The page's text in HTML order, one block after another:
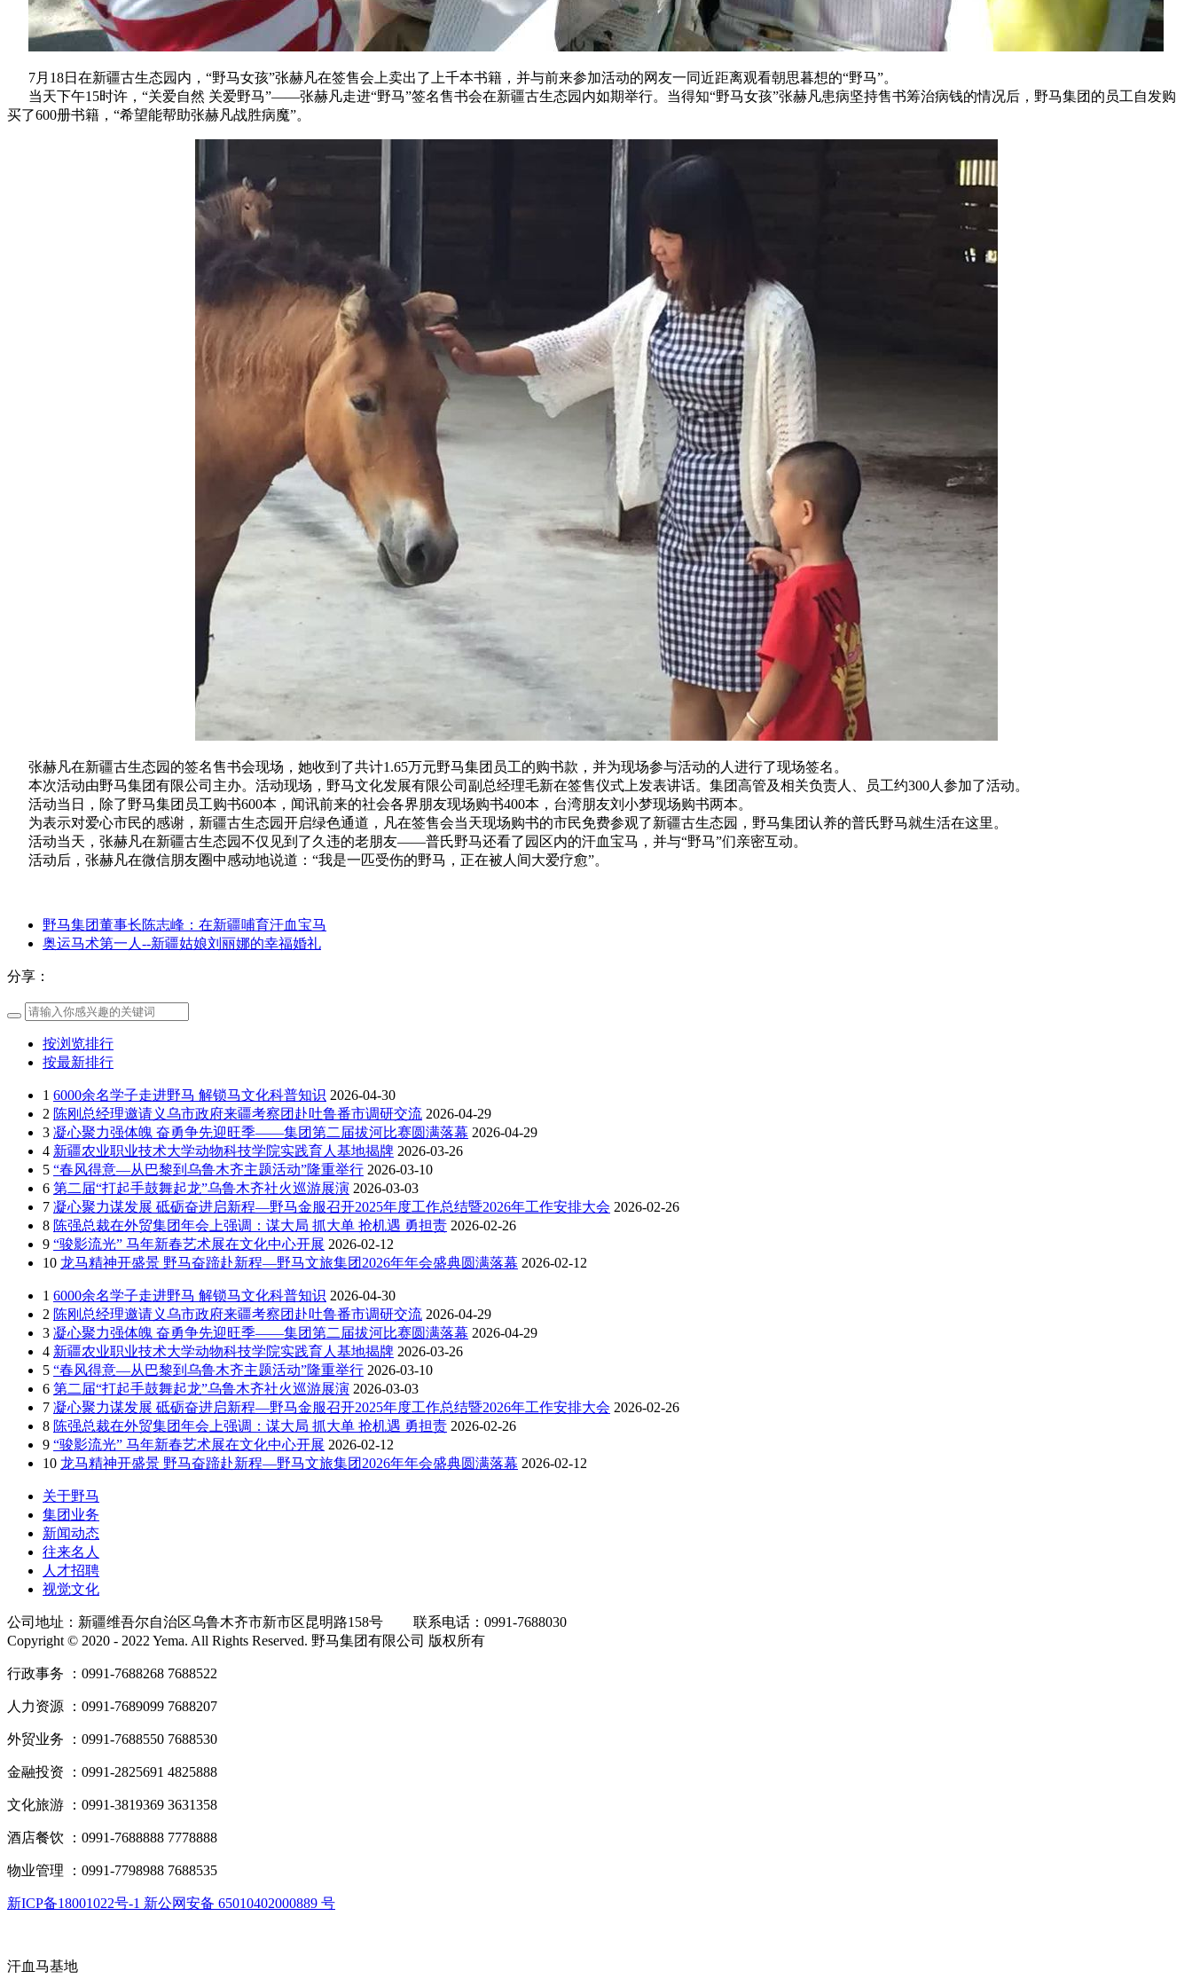
7月18日在新疆古生态园内，“野马女孩”张赫凡在签售会上卖出了上千本书籍，并与前来参加活动的网友一同近距离观看朝思暮想的“野马”。
当天下午15时许，“关爱自然 关爱野马”——张赫凡走进“野马”签名售书会在新疆古生态园内如期举行。当得知“野马女孩”张赫凡患病坚持售书筹治病钱的情况后，野马集团的员工自发购
买了600册书籍，“希望能帮助张赫凡战胜病魔”。
张赫凡在新疆古生态园的签名售书会现场，她收到了共计1.65万元野马集团员工的购书款，并为现场参与活动的人进行了现场签名。
本次活动由野马集团有限公司主办。活动现场，野马文化发展有限公司副总经理毛新在签售仪式上发表讲话。集团高管及相关负责人、员工约300人参加了活动。
活动当日，除了野马集团员工购书600本，闻讯前来的社会各界朋友现场购书400本，台湾朋友刘小梦现场购书两本。
为表示对爱心市民的感谢，新疆古生态园开启绿色通道，凡在签售会当天现场购书的市民免费参观了新疆古生态园，野马集团认养的普氏野马就生活在这里。
活动当天，张赫凡在新疆古生态园不仅见到了久违的老朋友——普氏野马还看了园区内的汗血宝马，并与“野马”们亲密互动。
活动后，张赫凡在微信朋友圈中感动地说道：“我是一匹受伤的野马，正在被人间大爱疗愈”。
野马集团董事长陈志峰：在新疆哺育汗血宝马
奥运马术第一人--新疆姑娘刘丽娜的幸福婚礼
分享：
按浏览排行
按最新排行
1 6000余名学子走进野马 解锁马文化科普知识 2026-04-30
2 陈刚总经理邀请义乌市政府来疆考察团赴吐鲁番市调研交流 2026-04-29
3 凝心聚力强体魄 奋勇争先迎旺季——集团第二届拔河比赛圆满落幕 2026-04-29
4 新疆农业职业技术大学动物科技学院实践育人基地揭牌 2026-03-26
5 “春风得意—从巴黎到乌鲁木齐主题活动”隆重举行 2026-03-10
6 第二届“打起手鼓舞起龙”乌鲁木齐社火巡游展演 2026-03-03
7 凝心聚力谋发展 砥砺奋进启新程—野马金服召开2025年度工作总结暨2026年工作安排大会 2026-02-26
8 陈强总裁在外贸集团年会上强调：谋大局 抓大单 抢机遇 勇担责 2026-02-26
9 “骏影流光” 马年新春艺术展在文化中心开展 2026-02-12
10 龙马精神开盛景 野马奋蹄赴新程—野马文旅集团2026年年会盛典圆满落幕 2026-02-12
1 6000余名学子走进野马 解锁马文化科普知识 2026-04-30
2 陈刚总经理邀请义乌市政府来疆考察团赴吐鲁番市调研交流 2026-04-29
3 凝心聚力强体魄 奋勇争先迎旺季——集团第二届拔河比赛圆满落幕 2026-04-29
4 新疆农业职业技术大学动物科技学院实践育人基地揭牌 2026-03-26
5 “春风得意—从巴黎到乌鲁木齐主题活动”隆重举行 2026-03-10
6 第二届“打起手鼓舞起龙”乌鲁木齐社火巡游展演 2026-03-03
7 凝心聚力谋发展 砥砺奋进启新程—野马金服召开2025年度工作总结暨2026年工作安排大会 2026-02-26
8 陈强总裁在外贸集团年会上强调：谋大局 抓大单 抢机遇 勇担责 2026-02-26
9 “骏影流光” 马年新春艺术展在文化中心开展 2026-02-12
10 龙马精神开盛景 野马奋蹄赴新程—野马文旅集团2026年年会盛典圆满落幕 2026-02-12
关于野马
集团业务
新闻动态
往来名人
人才招聘
视觉文化
公司地址：新疆维吾尔自治区乌鲁木齐市新市区昆明路158号
联系电话：0991-7688030
Copyright © 2020 - 2022 Yema. All Rights Reserved. 野马集团有限公司 版权所有
行政事务 ：0991-7688268 7688522
人力资源 ：0991-7689099 7688207
外贸业务 ：0991-7688550 7688530
金融投资 ：0991-2825691 4825888
文化旅游 ：0991-3819369 3631358
酒店餐饮 ：0991-7688888 7778888
物业管理 ：0991-7798988 7688535
新ICP备18001022号-1 新公网安备 65010402000889 号
汗血马基地